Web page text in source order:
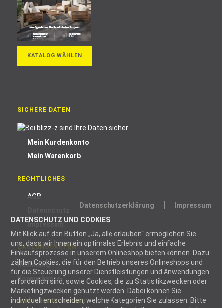
Datenschutzerklärung
Impressum
DATENSCHUTZ UND COOKIES
Mit Klick auf den Button „Ja, alle erlauben“ ermöglichen Sie
uns, dass wir Ihnen ein optimales Erlebnis und einfache
Einkaufsprozesse in unserem Onlineshop bieten können. Dazu
zählen Cookies, die für den Betrieb unseres Onlineshops und
für die Steuerung unserer Dienstleistungen und Anwendungen
erforderlich sind, sowie Cookies, die zu Statistikzwecken oder
Marketingzwecken genutzt werden. Dabei können Sie
individuell entscheiden, welche Kategorien Sie zulassen. Bitte
KATALOG WÄHLEN
SICHERE DATEN
Mein Kundenkonto
Mein Warenkorb
RECHTLICHES
AGB
Impressum
ZAHLUNGSARTEN
Rechnung
Vorauskasse
WIR VERSENDEN MIT